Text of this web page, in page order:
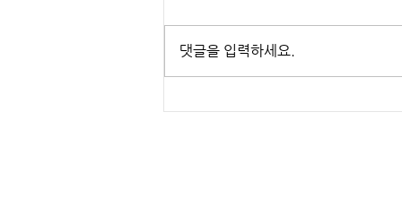
Samsung - Making of
댓글을 입력하세요.